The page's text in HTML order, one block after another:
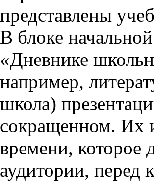
представлены
В блоке
«Дневнике
например,
школа)
сокращенном. Их
времени, которое
аудитории, перед